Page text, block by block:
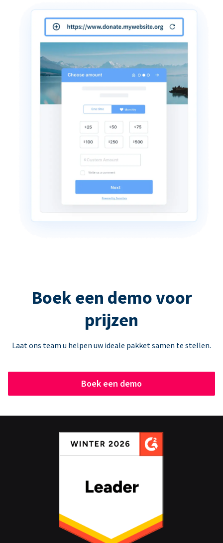
Boek een demo voor
prijzen
Laat ons team u helpen uw ideale pakket samen te stellen.
Boek een demo